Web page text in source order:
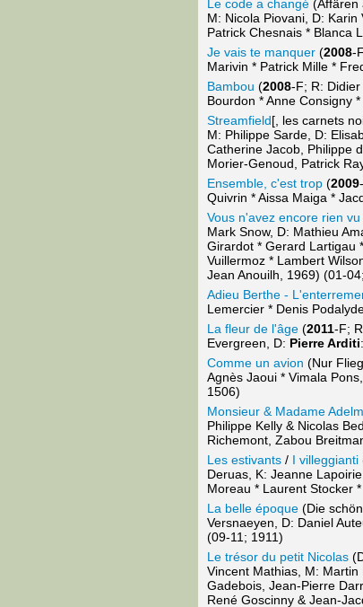
Le code a changé (Affären
M: Nicola Piovani, D:
Patrick Chesnais * Blanca
Je vais te manquer (2008-
Marivin * Patrick Mille *
Bambou (2008-F; R:
Bourdon * Anne Consigny *
Streamfield[, les carnets
M: Philippe Sarde, D:
Catherine Jacob, Philippe
Morier-Genoud, Patrick
Ensemble, c'est trop (2009
Quivrin * Aissa Maiga *
Vous n'avez encore rien vu
Mark Snow, D: Mathieu
Girardot * Gerard Lartigau
Vuillermoz * Lambert
Jean Anouilh, 1969) (01-
Adieu Berthe -
Lemercier * Denis
La fleur de l'âge (2011-F;
Evergreen, D: Pierre Arditi
Comme un avion (Nur
Agnès Jaoui * Vimala
1506)
Monsieur & Madame
Philippe Kelly & Nicolas
Richemont, Zabou
Les estivants / I villeggianti
Deruas, K: Jeanne
Moreau * Laurent Stocker
La belle époque (Die
Versnaeyen, D: Daniel
(09-11; 1911)
Le trésor du petit Nicolas
Vincent Mathias, M: Martin
Gadebois, Jean-Pierre
René Goscinny & Jean-